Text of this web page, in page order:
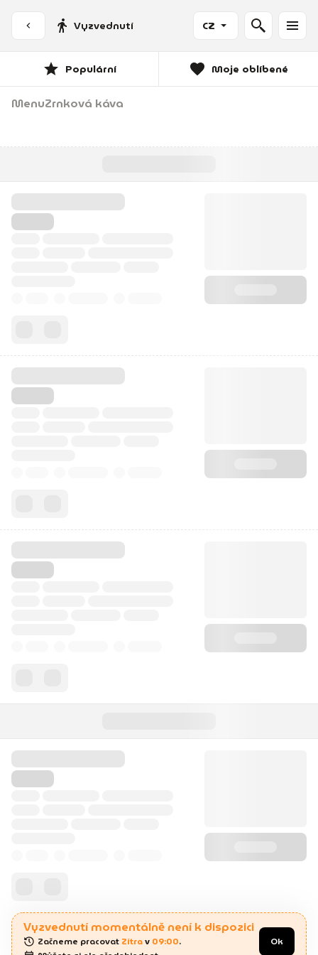
Vyzvednutí CZ
Populární Moje oblíbené
MenuZrnková káva
Vyzvednutí momentálně není k dispozici
Začneme pracovat Zítra v 09:00.
Ok